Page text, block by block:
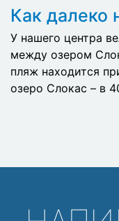
Как далеко
У нашего центра
между озером
пляж находится
озеро Слокас – в